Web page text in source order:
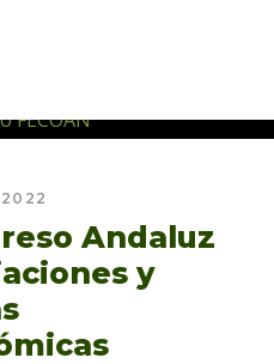
Andaluz
y